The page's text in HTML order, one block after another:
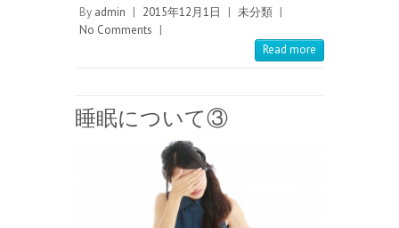
By admin | 2015年12月1日 | 未分類 |
No Comments |
Read more
睡眠について③